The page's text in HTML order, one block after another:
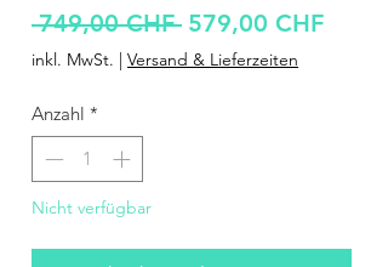
749,00 CHF Standardpreis
579,00 CHFSale-
inkl. MwSt. | Versand & Lieferzeiten
Anzahl *
Nicht verfügbar